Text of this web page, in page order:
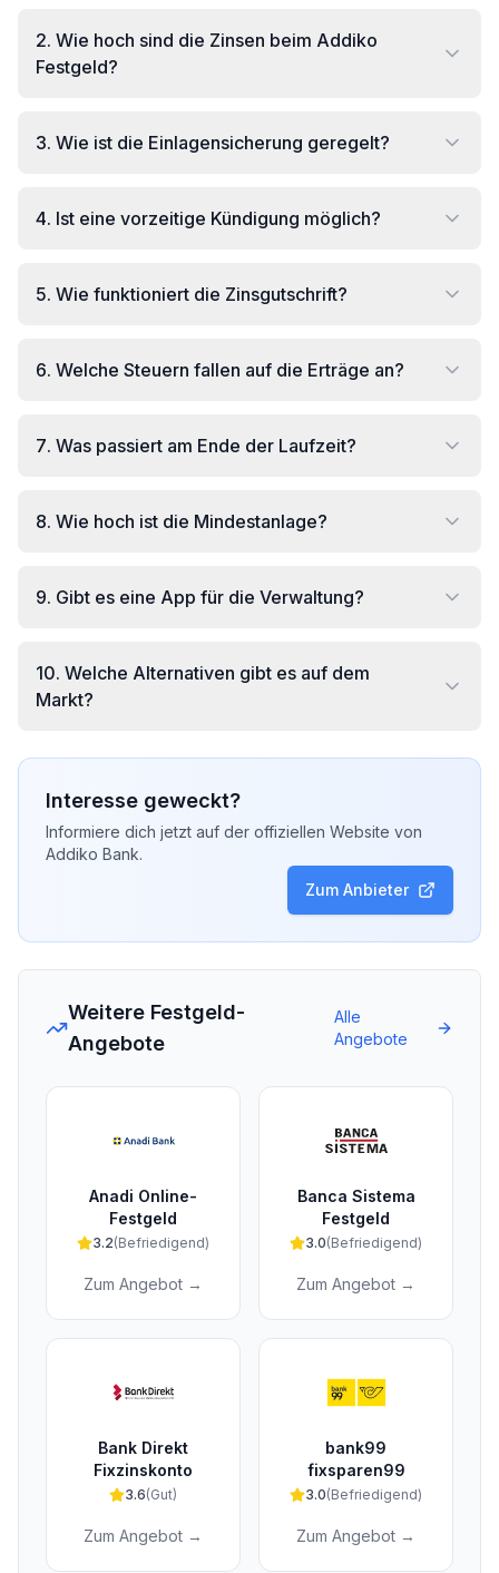
2. Wie hoch sind die Zinsen beim Addiko
Festgeld?
3. Wie ist die Einlagensicherung geregelt?
4. Ist eine vorzeitige Kündigung möglich?
5. Wie funktioniert die Zinsgutschrift?
6. Welche Steuern fallen auf die Erträge an?
7. Was passiert am Ende der Laufzeit?
8. Wie hoch ist die Mindestanlage?
9. Gibt es eine App für die Verwaltung?
10. Welche Alternativen gibt es auf dem
Markt?
Interesse geweckt?
Informiere dich jetzt auf der offiziellen Website von
Addiko Bank.
Zum Anbieter
Weitere Festgeld-
Angebote
Alle
Angebote
Anadi Online-
Festgeld
3.2(Befriedigend)
Zum Angebot →
Banca Sistema
Festgeld
3.0(Befriedigend)
Zum Angebot →
Bank Direkt
Fixzinskonto
3.6(Gut)
Zum Angebot →
bank99
fixsparen99
3.0(Befriedigend)
Zum Angebot →